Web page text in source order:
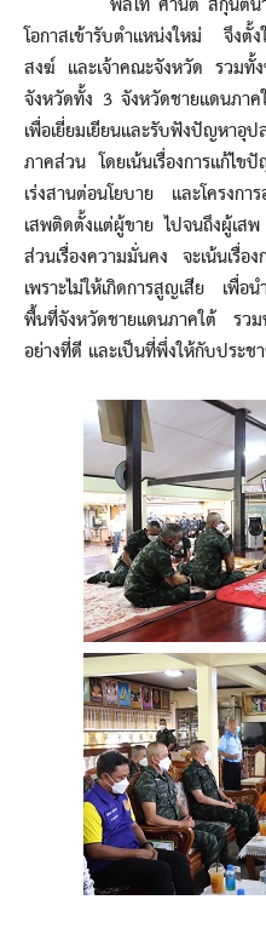
โอกาสเข้ารับตำแหน่งใหม่ จึงตั้ง
สงฆ์ และเจ้าคณะจังหวัด รวมทั้
จังหวัดทั้ง 3 จังหวัดชายแดนภา
เพื่อเยี่ยมเยียนและรับฟังปัญหา
ภาคส่วน โดยเน้นเรื่องการแก้ไข
เร่งสานต่อนโยบาย และโครงกา
เสพติดตั้งแต่ผู้ขาย ไปจนถึงผู้เส
ส่วนเรื่องความมั่นคง จะเน้นเรื่
เพราะไม่ให้เกิดการสูญเสีย เพื่
พื้นที่จังหวัดชายแดนภาคใต้ รวม
อย่างที่ดี และเป็นที่พึ่งให้กับประช